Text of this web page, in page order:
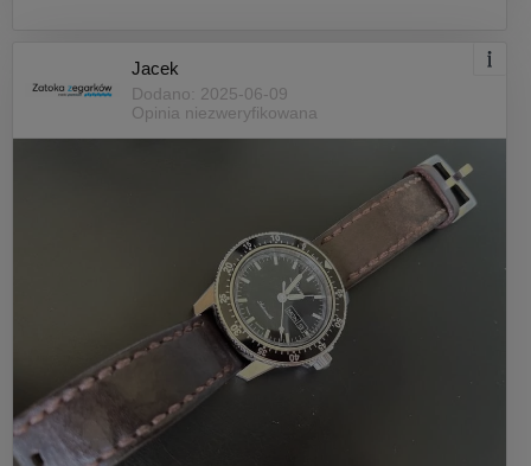
Jacek
Dodano: 2025-06-09
Opinia niezweryfikowana